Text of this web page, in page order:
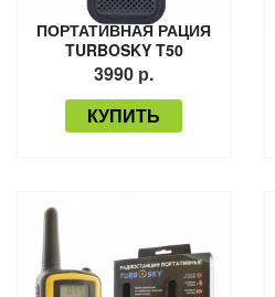
ПОРТАТИВНАЯ РАЦИЯ
TURBOSKY T50
3990 р.
КУПИТЬ